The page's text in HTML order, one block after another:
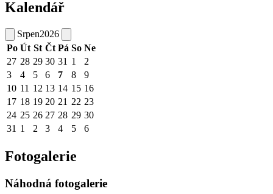
Kalendář
Srpen2026
Po Út St Čt Pá So Ne
27 28 29 30 31 1
2
3
4 5 6 7 8
9
10 11 12 13 14 15 16
17 18 19 20 21 22 23
24 25 26 27 28 29 30
31 1 2 3 4 5 6
Fotogalerie
Náhodná fotogalerie